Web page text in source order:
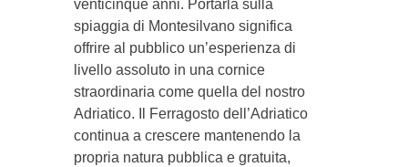
venticinque anni. Portarla sulla
spiaggia di Montesilvano significa
offrire al pubblico un’esperienza di
livello assoluto in una cornice
straordinaria come quella del nostro
Adriatico. Il Ferragosto dell’Adriatico
continua a crescere mantenendo la
propria natura pubblica e gratuita,